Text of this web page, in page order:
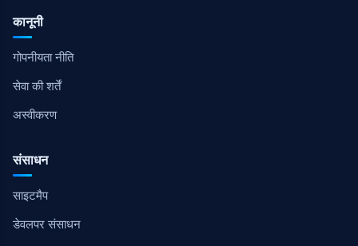
कानूनी
गोपनीयता नीति
सेवा की शर्तें
अस्वीकरण
संसाधन
साइटमैप
डेवलपर संसाधन